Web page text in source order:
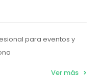
para eventos y
Ver más